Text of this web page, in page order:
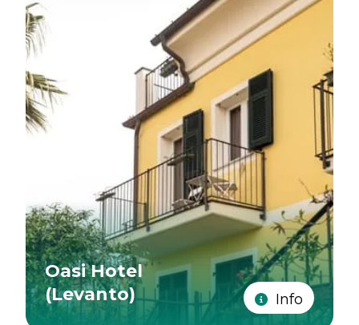
Oasi Hotel
(Levanto)
Info